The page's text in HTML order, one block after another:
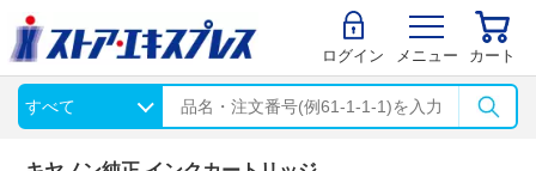
ログイン メニュー カート